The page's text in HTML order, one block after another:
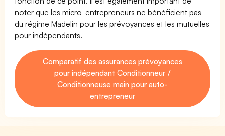
noter que les micro-entrepreneurs ne bénéficient pas
du régime Madelin pour les prévoyances et les mutuelles
pour indépendants.
Comparatif des assurances prévoyances
pour indépendant Conditionneur /
Conditionneuse main pour auto-
entrepreneur